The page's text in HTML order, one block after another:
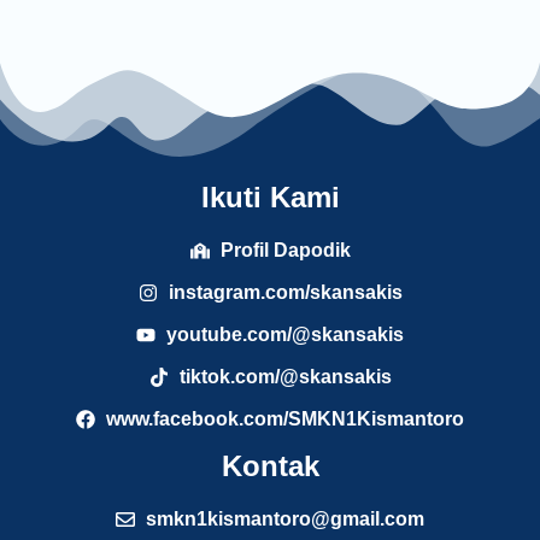
Ikuti Kami
Profil Dapodik
instagram.com/skansakis
youtube.com/@skansakis
tiktok.com/@skansakis
www.facebook.com/SMKN1Kismantoro
Kontak
smkn1kismantoro@gmail.com